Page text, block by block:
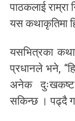
पाठकलाई
यस कथाकृतिमा
यसभित्रका
प्रधानले भने,
अनेक
सकिन्छ । पढ्दै